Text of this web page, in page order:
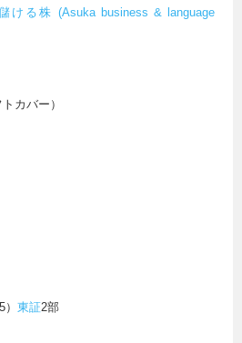
ける株 (Asuka business & language
カバー）
）東証2部